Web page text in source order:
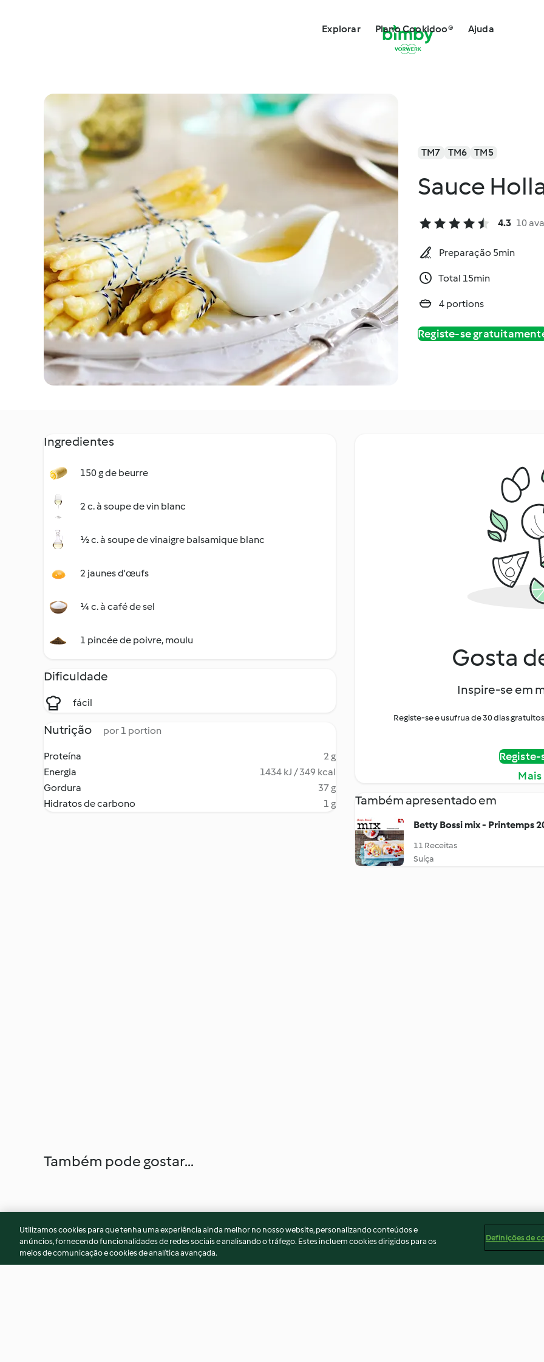
Explorar Plano Cookidoo® Ajuda
TM7 TM6 TM5
Sauce
4.3 10
Preparação 5min
Total 15min
4 portions
Registe-se
Ingredientes
150 g de beurre
2 c. à soupe de vin blanc
½ c. à soupe de vinaigre balsamique blanc
2 jaunes d'œufs
¼ c. à café de sel
1 pincée de poivre, moulu
Dificuldade
fácil
Nutrição por 1 portion
Proteína
2 g
Energia
1434 kJ / 349 kcal
Gordura
37 g
Hidratos de carbono
1 g
Gosta
Inspire-se em
Registe-se e usufrua de 30 dias
Também apresentado em
Betty Bossi mix - Printemps
11 Receitas
Suíça
Também pode gostar...
Utilizamos cookies para que tenha uma experiência ainda melhor no nosso website, personalizando conteúdos e
anúncios, fornecendo funcionalidades de redes sociais e analisando o tráfego. Estes incluem cookies dirigidos para os
meios de comunicação e cookies de analítica avançada.
Definições de